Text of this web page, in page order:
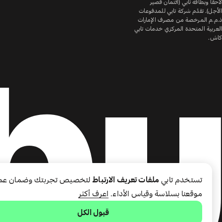
لاحقًا وبطاقة تابي (ائتمان قصير
الأجل). تقدّم شركة تابي للمدفوعات
ذ.م.م المرخصة من مصرف الإمارات
العربية المتحدة المركزي خدمات تابي
كاش.
تستخدم تابي ملفات تعريف الارتباطلتخصيص تجربتك وضمان
موقعنا بسلاسة وقياس الأداء. اعرف أكثر
قبول الكل